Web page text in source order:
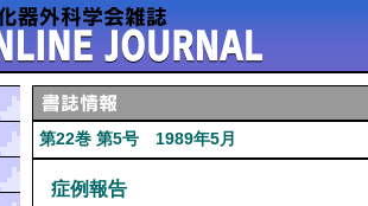
第22巻 第5号 1989年5月
症例報告